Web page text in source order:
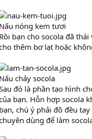
Nấu nóng kem tươi
Rồi bạn cho socola đã
thêm bơ lạt hoặc
Nấu chảy socola
đó là phần tạo hình
bạn. Hỗn hợp socola
bạn, chú ý phải đồ đều
dùng để làm